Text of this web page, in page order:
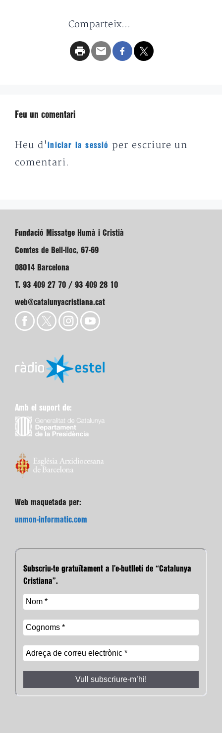
Comparteix...
Feu un comentari
Heu d'iniciar la sessió
per escriure un
comentari.
Fundació Missatge Humà i Cristià
Comtes de Bell-lloc, 67-69
08014 Barcelona
T. 93 409 27 70 / 93 409 28 10
web@catalunyacristiana.cat
Amb el suport de:
Web maquetada per:
unmon-informatic.com
Subscriu-te gratuïtament a l’e-butlletí de “Catalunya
Cristiana”.